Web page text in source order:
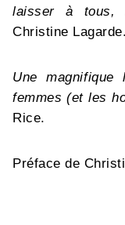
laisser à tous,
Christine Lagarde.
Une
femmes (et les
Rice.
Préface de